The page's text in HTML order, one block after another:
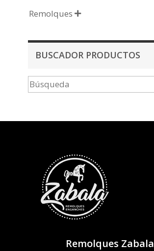
Remolques 
BUSCADOR PRODUCTOS
Remolques Zabala